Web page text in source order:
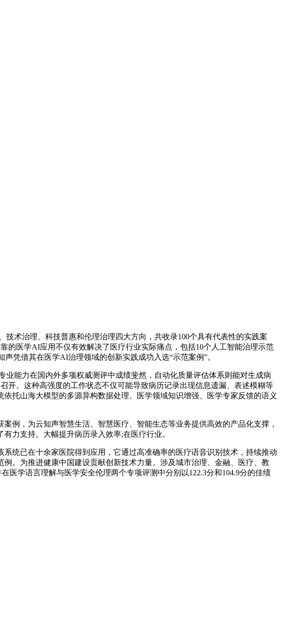
技术治理、科技普惠和伦理治理四大方向，共收录100个具有代表性的实践案
的医学AI应用不仅有效解决了医疗行业实际痛点，包括10个人工智能治理示范
凭借其在医学AI治理领域的创新实践成功入选“示范案例”。
能力在国内外多项权威测评中成绩斐然，自动化质量评估体系则能对生成病
开。这种高强度的工作状态不仅可能导致病历记录出现信息遗漏、表述模糊等
托山海大模型的多源异构数据处理、医学领域知识增强、医学专家反馈的语义
，为云知声智慧生活、智慧医疗、智能生态等业务提供高效的产品化支撑，
力支持。大幅提升病历录入效率;在医疗行业。
已在十余家医院得到应用，它通过高准确率的医疗语音识别技术，持续推动
。为推进健康中国建设贡献创新技术力量。涉及城市治理、金融、医疗、教
医学语言理解与医学安全伦理两个专项评测中分别以122.3分和104.9分的佳绩